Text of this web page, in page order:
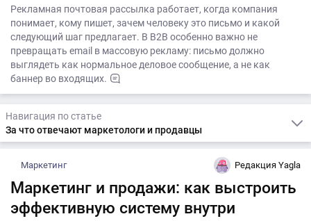
Рекламная почтовая рассылка работает, когда компания
понимает, кому пишет, зачем человеку это письмо и какой
следующий шаг предлагает. В B2B особенно важно не
превращать email в массовую рекламу: письмо должно
выглядеть как нормальное деловое сообщение, а не как
баннер во входящих.
Навигация по статье
За что отвечают маркетологи и продавцы
Маркетинг Редакция Yagla
Маркетинг и продажи: как выстроить
эффективную систему внутри